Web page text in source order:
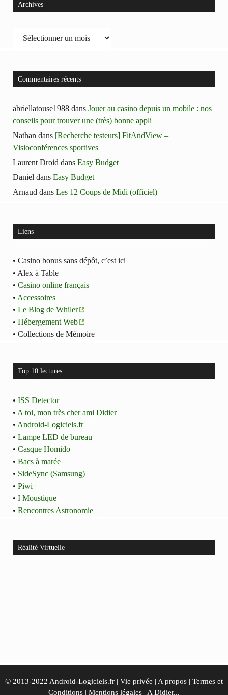
Archives
Archives
Commentaires récents
abriellatouse1988 dans Jouer au casino depuis un mobile : nos
conseils pour trouver une (très) bonne appli
Nathan dans [Recherche testeurs] FitAndView –
Visioconférences sportives
Laurent Droid dans Easy Budget
Daniel dans Easy Budget
Arnaud dans Les 12 Coups de Midi (officiel)
Liens
• Casino bonus sans dépôt, c’est ici
• Alex à Table
• Casino online français
• Accessoires
• Le Blog de Whiler
• Hébergement Web
• Collections de Mémoire
Top 10 lectures
• ISS Detector
• A toi, mon très cher ami Didier
• Android-Logiciels.fr
• Lampe LED de bureau
• Casque Homido
• Bacs à marée
• SideSync (Samsung)
• Piwi+
• I Moustique
• Rencontres Astronomie
Réalité Virtuelle
© 2013-2022 Android-Logiciels.fr | Vie privée | A propos | Termes et
Conditions | Mentions légales | A Didier...